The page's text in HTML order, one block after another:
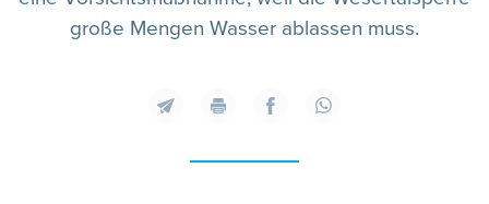
große Mengen Wasser ablassen muss.